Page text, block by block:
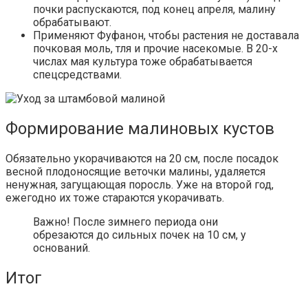
почки распускаются, под конец апреля, малину
обрабатывают.
Применяют Фуфанон, чтобы растения не доставала
почковая моль, тля и прочие насекомые. В 20-х
числах мая культура тоже обрабатывается
спецсредствами.
Формирование малиновых кустов
Обязательно укорачиваются на 20 см, после посадок
весной плодоносящие веточки малины, удаляется
ненужная, загущающая поросль. Уже на второй год,
ежегодно их тоже стараются укорачивать.
Важно! После зимнего периода они
обрезаются до сильных почек на 10 см, у
оснований.
Итог